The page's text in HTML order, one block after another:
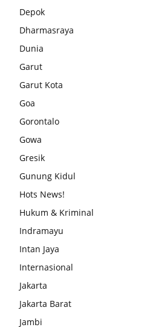
Depok
Dharmasraya
Dunia
Garut
Garut Kota
Goa
Gorontalo
Gowa
Gresik
Gunung Kidul
Hots News!
Hukum & Kriminal
Indramayu
Intan Jaya
Internasional
Jakarta
Jakarta Barat
Jambi